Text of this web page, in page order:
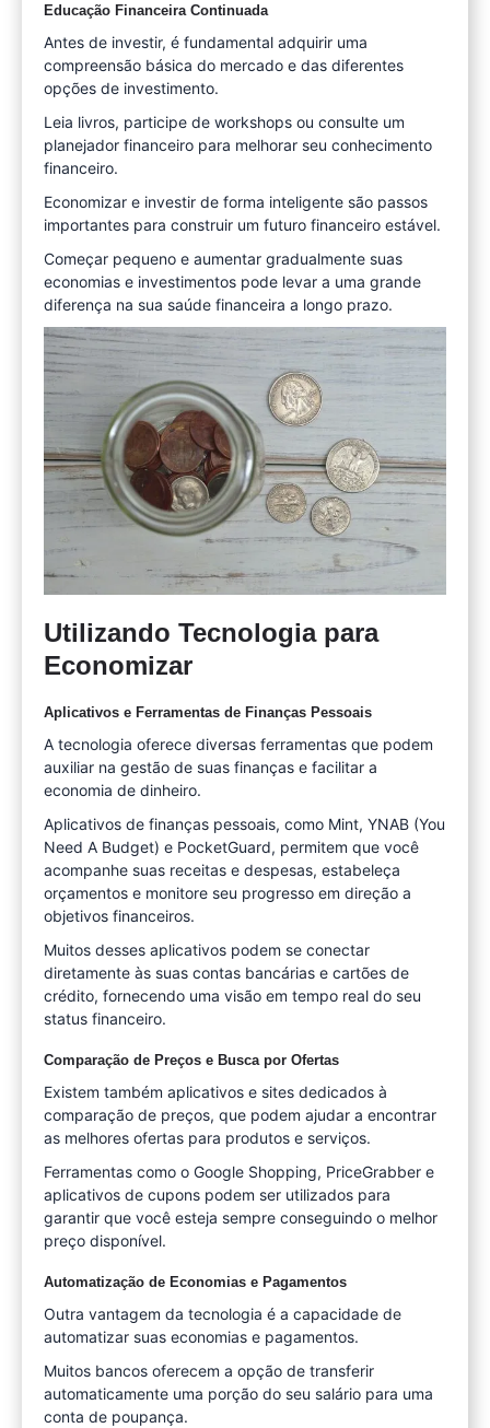
Educação Financeira Continuada
Antes de investir, é fundamental adquirir uma
compreensão básica do mercado e das diferentes
opções de investimento.
Leia livros, participe de workshops ou consulte um
planejador financeiro para melhorar seu conhecimento
financeiro.
Economizar e investir de forma inteligente são passos
importantes para construir um futuro financeiro estável.
Começar pequeno e aumentar gradualmente suas
economias e investimentos pode levar a uma grande
diferença na sua saúde financeira a longo prazo.
Utilizando Tecnologia para
Economizar
Aplicativos e Ferramentas de Finanças Pessoais
A tecnologia oferece diversas ferramentas que podem
auxiliar na gestão de suas finanças e facilitar a
economia de dinheiro.
Aplicativos de finanças pessoais, como Mint, YNAB (You
Need A Budget) e PocketGuard, permitem que você
acompanhe suas receitas e despesas, estabeleça
orçamentos e monitore seu progresso em direção a
objetivos financeiros.
Muitos desses aplicativos podem se conectar
diretamente às suas contas bancárias e cartões de
crédito, fornecendo uma visão em tempo real do seu
status financeiro.
Comparação de Preços e Busca por Ofertas
Existem também aplicativos e sites dedicados à
comparação de preços, que podem ajudar a encontrar
as melhores ofertas para produtos e serviços.
Ferramentas como o Google Shopping, PriceGrabber e
aplicativos de cupons podem ser utilizados para
garantir que você esteja sempre conseguindo o melhor
preço disponível.
Automatização de Economias e Pagamentos
Outra vantagem da tecnologia é a capacidade de
automatizar suas economias e pagamentos.
Muitos bancos oferecem a opção de transferir
automaticamente uma porção do seu salário para uma
conta de poupança.